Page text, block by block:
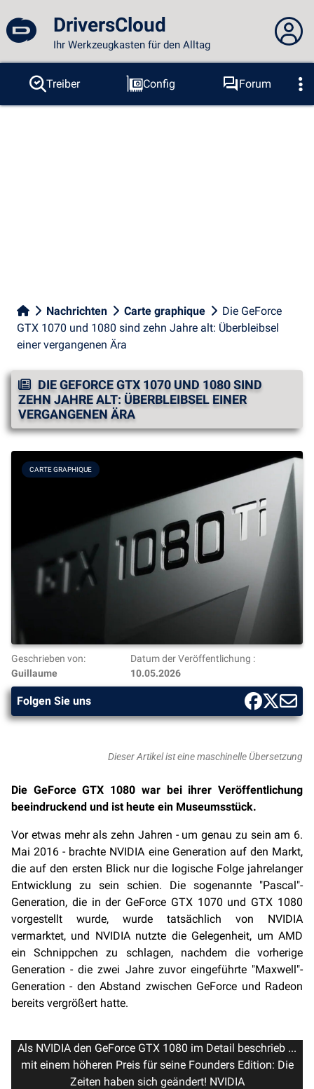
DriversCloud
Ihr Werkzeugkasten für den Alltag
Sie sind nicht angemeldet...
Anmelden
Treiber Config
Forum
Sonden
BSOD Tools
Nachrichten Carte graphique
Die GeForce
GTX 1070 und 1080 sind zehn Jahre alt: Überbleibsel
einer vergangenen Ära
DIE GEFORCE GTX 1070 UND 1080 SIND
ZEHN JAHRE ALT: ÜBERBLEIBSEL EINER
VERGANGENEN ÄRA
CARTE GRAPHIQUE
Geschrieben von:
Guillaume
Datum der Veröffentlichung :
10.05.2026
Folgen Sie uns
Dieser Artikel ist eine maschinelle Übersetzung
Die GeForce GTX 1080 war bei ihrer Veröffentlichung
beeindruckend und ist heute ein Museumsstück.
Vor etwas mehr als zehn Jahren - um genau zu sein am 6.
Mai 2016 - brachte NVIDIA eine Generation auf den Markt,
die auf den ersten Blick nur die logische Folge jahrelanger
Entwicklung zu sein schien. Die sogenannte "Pascal"-
Generation, die in der GeForce GTX 1070 und GTX 1080
vorgestellt wurde, wurde tatsächlich von NVIDIA
vermarktet, und NVIDIA nutzte die Gelegenheit, um AMD
ein Schnippchen zu schlagen, nachdem die vorherige
Generation - die zwei Jahre zuvor eingeführte "Maxwell"-
Generation - den Abstand zwischen GeForce und Radeon
bereits vergrößert hatte.
Als NVIDIA den GeForce GTX 1080 im Detail beschrieb ...
mit einem höheren Preis für seine Founders Edition: Die
Zeiten haben sich geändert! NVIDIA